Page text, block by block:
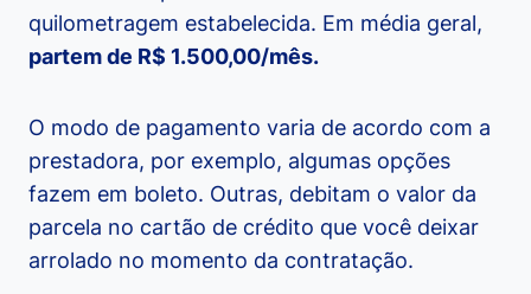
quilometragem estabelecida. Em média geral,
partem de R$ 1.500,00/mês.
O modo de pagamento varia de acordo com a
prestadora, por exemplo, algumas opções
fazem em boleto. Outras, debitam o valor da
parcela no cartão de crédito que você deixar
arrolado no momento da contratação.